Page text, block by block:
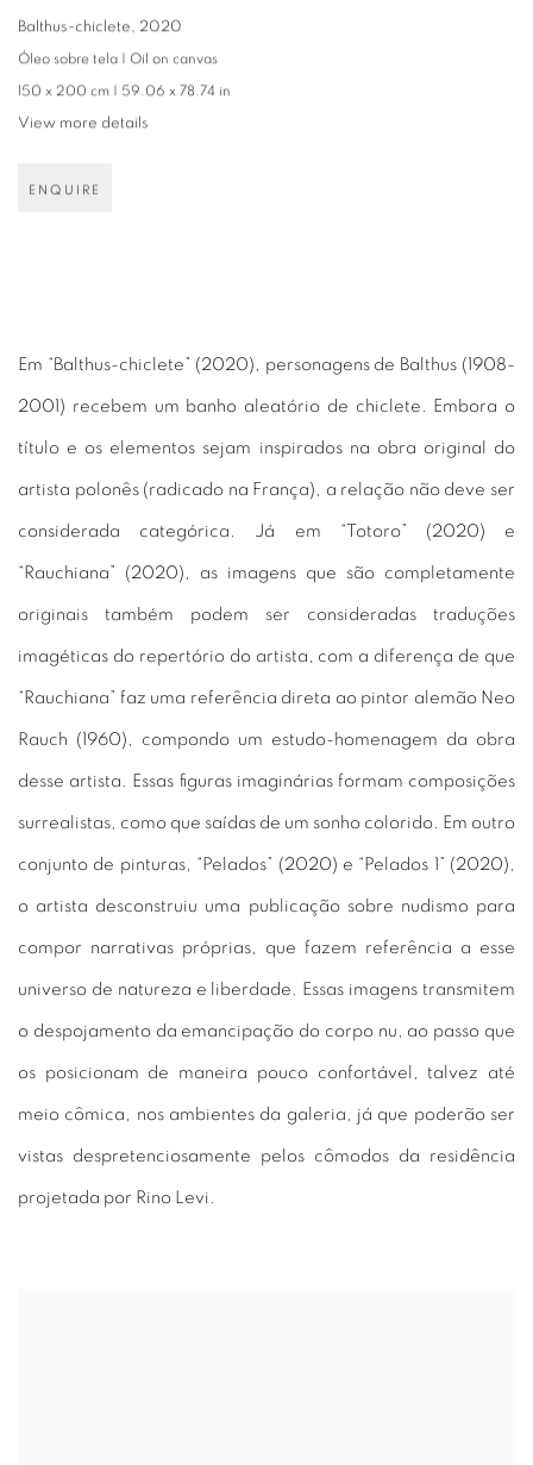
Balthus-chiclete, 2020
Óleo sobre tela | Oil on canvas
150 x 200 cm | 59.06 x 78.74 in
View more details
ENQUIRE
Em “Balthus-chiclete” (2020), personagens de Balthus (1908-
2001) recebem um banho aleatório de chiclete. Embora o
título e os elementos sejam inspirados na obra original do
artista polonês (radicado na França), a relação não deve ser
considerada categórica. Já em “Totoro” (2020) e
“Rauchiana” (2020), as imagens que são completamente
originais também podem ser consideradas traduções
imagéticas do repertório do artista, com a diferença de que
“Rauchiana” faz uma referência direta ao pintor alemão Neo
Rauch (1960), compondo um estudo-homenagem da obra
desse artista. Essas figuras imaginárias formam composições
surrealistas, como que saídas de um sonho colorido. Em outro
conjunto de pinturas, “Pelados” (2020) e “Pelados 1” (2020),
o artista desconstruiu uma publicação sobre nudismo para
compor narrativas próprias, que fazem referência a esse
universo de natureza e liberdade. Essas imagens transmitem
o despojamento da emancipação do corpo nu, ao passo que
os posicionam de maneira pouco confortável, talvez até
meio cômica, nos ambientes da galeria, já que poderão ser
vistas despretenciosamente pelos cômodos da residência
projetada por Rino Levi.